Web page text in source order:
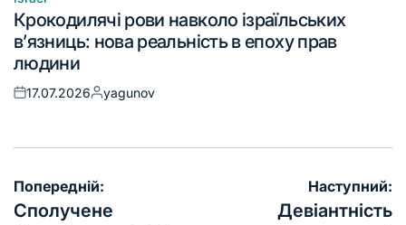
Крокодилячі рови навколо ізраїльських
в’язниць: нова реальність в епоху прав
людини
17.07.2026 yagunov
Попередній:
Сполучене
Наступний:
Девіантність